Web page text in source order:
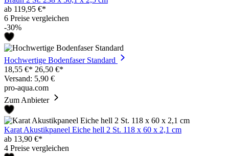
ab 119,95 €*
6 Preise vergleichen
-30%
Hochwertige Bodenfaser Standard
18,55 €* 26,50 €*
Versand: 5,90 €
pro-aqua.com
Zum Anbieter
Karat Akustikpaneel Eiche hell 2 St. 118 x 60 x 2,1 cm
ab 13,90 €*
4 Preise vergleichen